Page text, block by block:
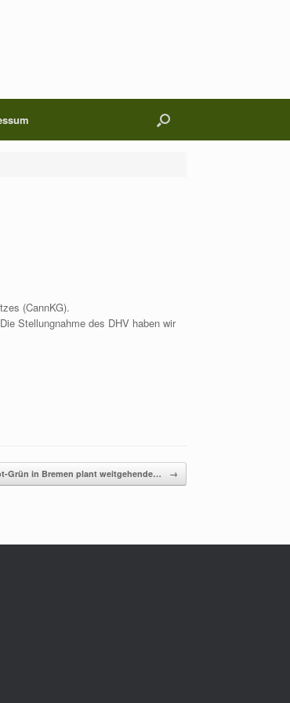
(CannKG).
Stellungnahme des DHV haben wir
Grün in Bremen plant weitgehende… →